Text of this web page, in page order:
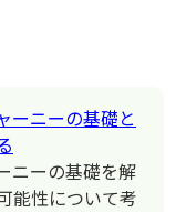
ニーの基礎と
ニーの基礎を解
能性について考